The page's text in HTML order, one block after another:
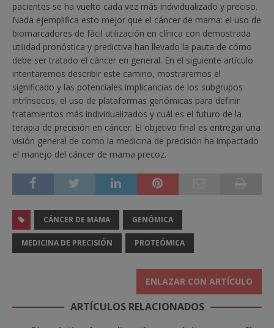
pacientes se ha vuelto cada vez más individualizado y preciso.
Nada ejemplifica esto mejor que el cáncer de mama: el uso de
biomarcadores de fácil utilización en clínica con demostrada
utilidad pronóstica y predictiva han llevado la pauta de cómo
debe ser tratado el cáncer en general. En el siguiente artículo
intentaremos describir este camino, mostraremos el
significado y las potenciales implicancias de los subgrupos
intrínsecos, el uso de plataformas genómicas para definir
tratamientos más individualizados y cuál es el futuro de la
terapia de precisión en cáncer. El objetivo final es entregar una
visión general de como la medicina de precisión ha impactado
el manejo del cáncer de mama precoz.
CÁNCER DE MAMA GENÓMICA
MEDICINA DE PRECISIÓN PROTEÓMICA
ENLAZAR CON ARTÍCULO
ARTÍCULOS RELACIONADOS